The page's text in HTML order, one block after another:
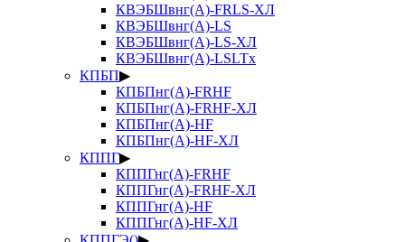
КВЭБШвнг(А)-FRLS-ХЛ
КВЭБШвнг(А)-LS
КВЭБШвнг(А)-LS-ХЛ
КВЭБШвнг(А)-LSLTx
КПБП▶
КПБПнг(А)-FRHF
КПБПнг(А)-FRHF-ХЛ
КПБПнг(А)-HF
КПБПнг(А)-HF-ХЛ
КППГ▶
КППГнг(А)-FRHF
КППГнг(А)-FRHF-ХЛ
КППГнг(А)-HF
КППГнг(А)-HF-ХЛ